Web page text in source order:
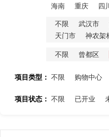
海南
重庆 四
不限 武汉市
天门市
神农架
不限 曾都区
项目类型： 不限 购物中心
项目状态： 不限 已开业